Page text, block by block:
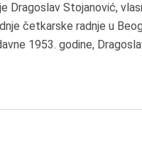
Dragoslav Stojanović,
četkarske radnje u
1953. godine,